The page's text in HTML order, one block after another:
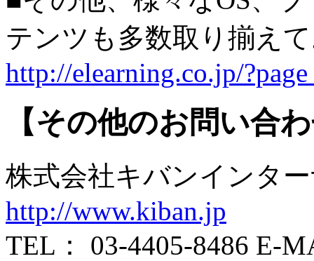
テンツも多数取り揃え
http://elearning.co.jp/
【その他のお問い合
株式会社キバンインタ
http://www.kiban.jp
TEL： 03-4405-8486 E-